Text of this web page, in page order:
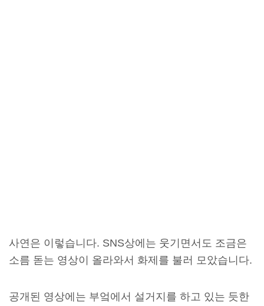
사연은 이렇습니다. SNS상에는 웃기면서도 조금은
소름 돋는 영상이 올라와서 화제를 불러 모았습니다.
공개된 영상에는 부엌에서 설거지를 하고 있는 듯한